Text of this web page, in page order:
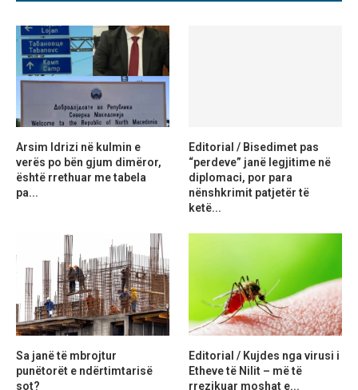
Arsim Idrizi në kulmin e
verës po bën gjum dimëror,
është rrethuar me tabela
pa...
Editorial / Bisedimet pas
“perdeve” janë legjitime në
diplomaci, por para
nënshkrimit patjetër të
ketë...
Sa janë të mbrojtur
punëtorët e ndërtimtarisë
sot?
Editorial / Kujdes nga virusi i
Etheve të Nilit – më të
rrezikuar moshat e...